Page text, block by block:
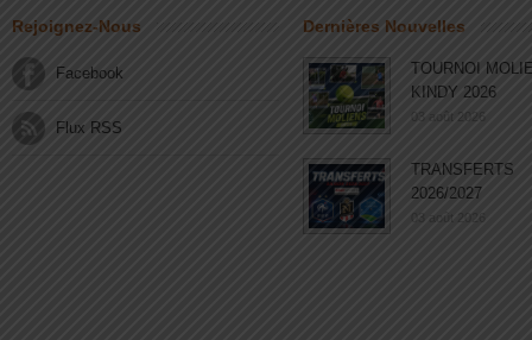
Rejoignez-Nous
Facebook
Flux RSS
Dernières Nouvelles
TOURNOI
KINDY 2026
03 août 2026
TRANSFERTS
2026/2027
03 août 2026